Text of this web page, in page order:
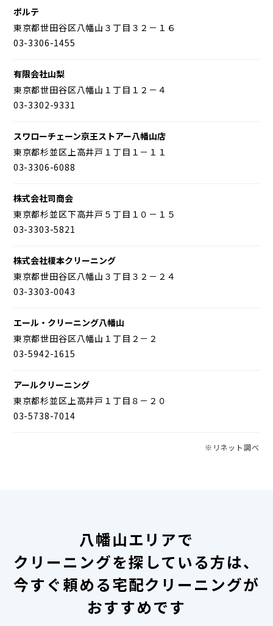
ポルテ
東京都世田谷区八幡山３丁目３２－１６
03-3306-1455
有限会社山梨
東京都世田谷区八幡山１丁目１２－４
03-3302-9331
スワローチェーン京王ストアー八幡山店
東京都杉並区上高井戸１丁目１－１１
03-3306-6088
株式会社司商会
東京都杉並区下高井戸５丁目１０－１５
03-3303-5821
株式会社榎本クリーニング
東京都世田谷区八幡山３丁目３２－２４
03-3303-0043
エール・クリーニング八幡山
東京都世田谷区八幡山１丁目２－２
03-5942-1615
アールクリーニング
東京都杉並区上高井戸１丁目８－２０
03-5738-7014
※リネット調べ
八幡山エリアで
クリーニングを探している方は、
今すぐ頼める宅配クリーニングが
おすすめです